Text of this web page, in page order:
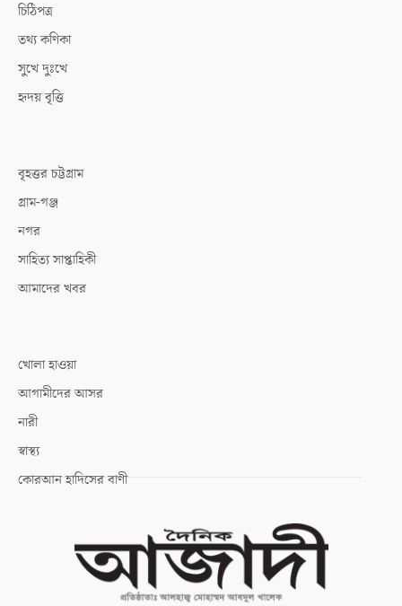
চিঠিপত্র
তথ্য কণিকা
সুখে দুঃখে
হৃদয় বৃত্তি
বৃহত্তর চট্টগ্রাম
গ্রাম-গঞ্জ
নগর
সাহিত্য সাপ্তাহিকী
আমাদের খবর
খোলা হাওয়া
আগামীদের আসর
নারী
স্বাস্থ্য
কোরআন হাদিসের বাণী